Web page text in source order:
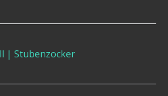
| Stubenzocker